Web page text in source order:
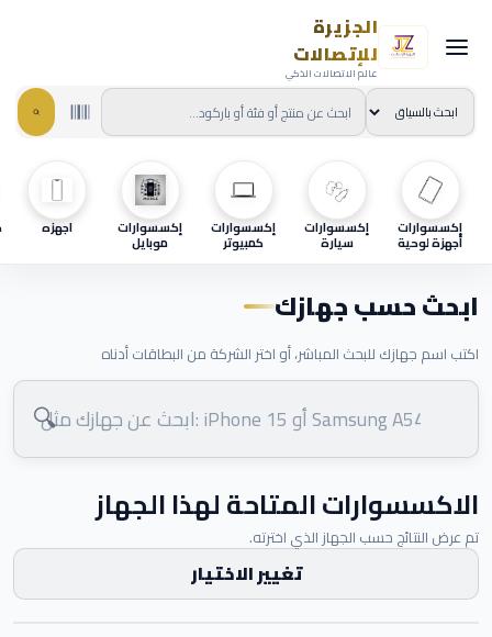
الجزيرة
للإتصالات
عالم الاتصالات الذكي
إكسسوارات
أجهزة لوحية
إكسسوارات
سيارة
إكسسوارات
كمبيوتر
إكسسوارات
موبايل
اجهزه
ابحث حسب جهازك
اكتب اسم جهازك للبحث المباشر، أو اختر الشركة من البطاقات أدناه
🔍
الاكسسوارات المتاحة لهذا الجهاز
تم عرض النتائج حسب الجهاز الذي اخترته.
تغيير الاختيار